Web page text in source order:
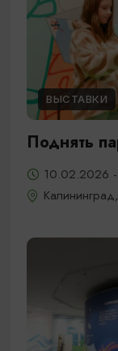
ВЫСТАВКИ
Поднять
10.02.2026